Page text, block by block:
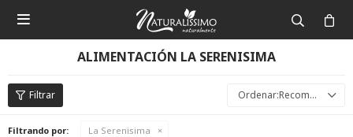

ALIMENTACIÓN LA SERENISIMA
Recomendados
Filtrando por: La Serenisima